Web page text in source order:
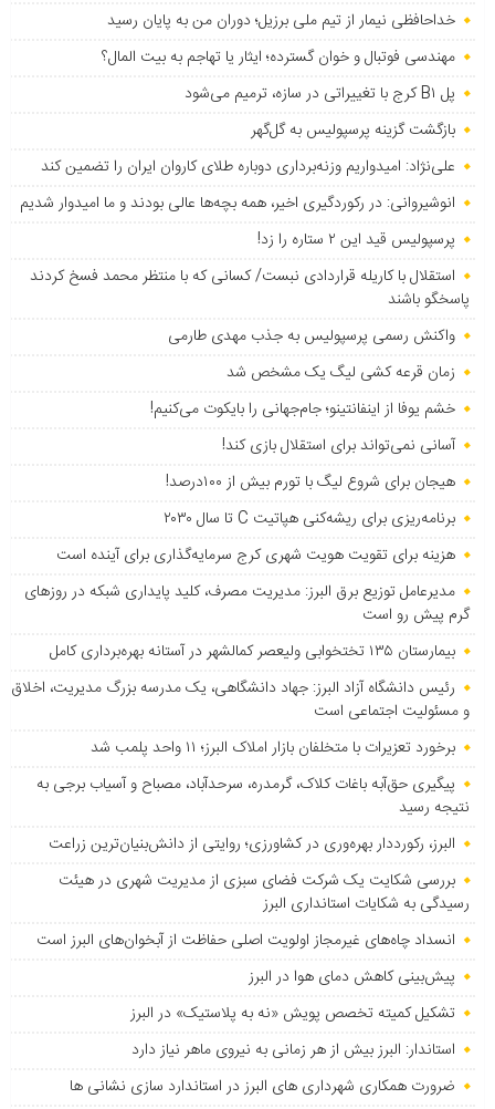
خداحافظی نیمار از تیم ملی برزیل؛ دوران من به پایان رسید
مهندسی فوتبال و خوان گسترده؛ ایثار یا تهاجم به بیت المال؟
پل B۱ کرج با تغییراتی در سازه، ترمیم می‌شود
بازگشت گزینه پرسپولیس به ‌گل‌گهر
علی‌نژاد: امیدواریم وزنه‌برداری دوباره طلای کاروان ایران را تضمین کند
انوشیروانی: در رکوردگیری اخیر، همه بچه‌ها عالی بودند و ما امیدوار شدیم
پرسپولیس قید این ۲ ستاره را زد!
استقلال با کاریله قراردادی نبست/ کسانی که با منتظر محمد فسخ کردند
پاسخگو باشند
واکنش رسمی پرسپولیس به جذب مهدی طارمی
زمان قرعه کشی لیگ یک مشخص شد
خشم یوفا از اینفانتینو؛ جام‌جهانی را بایکوت می‌کنیم!
آسانی نمی‌تواند برای استقلال بازی کند!
هیجان برای شروع لیگ با تورم بیش از ۱۰۰درصد!
برنامه‌ریزی برای ریشه‌کنی هپاتیت C تا سال ۲۰۳۰
هزینه برای تقویت هویت شهری کرج سرمایه‌گذاری برای آینده است
مدیرعامل توزیع برق البرز: مدیریت مصرف، کلید پایداری شبکه در روزهای
گرم پیش رو است
بیمارستان ۱۳۵ تختخوابی ولیعصر کمالشهر در آستانه بهره‌برداری کامل
رئیس دانشگاه آزاد البرز: جهاد دانشگاهی، یک مدرسه بزرگ مدیریت، اخلاق
و مسئولیت اجتماعی است
برخورد تعزیرات با متخلفان بازار املاک البرز؛ ۱۱ واحد پلمب شد
پیگیری حق‌آبه باغات کلاک، گرمدره، سرحدآباد، مصباح و آسیاب برجی به
نتیجه رسید
البرز، رکورددار بهره‌وری در کشاورزی؛ روایتی از دانش‌بنیان‌ترین زراعت
بررسی شکایت یک شرکت فضای سبزی از مدیریت شهری در هیئت
رسیدگی به شکایات استانداری البرز
انسداد چاه‌های غیرمجاز اولویت اصلی حفاظت از آبخوان‌های البرز است
پیش‌بینی کاهش دمای هوا در البرز
تشکیل کمیته تخصص پویش «نه به پلاستیک» در البرز
استاندار: البرز بیش از هر زمانی به نیروی ماهر نیاز دارد
ضرورت همکاری شهرداری های البرز در استاندارد سازی نشانی ها